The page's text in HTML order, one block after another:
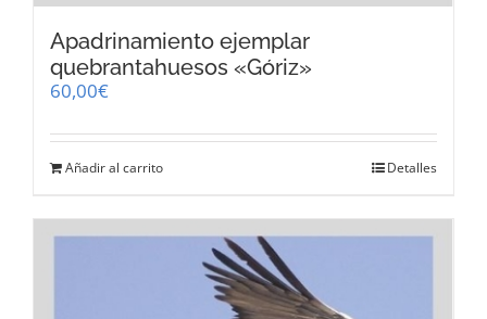
Apadrinamiento ejemplar
quebrantahuesos «Góriz»
60,00€
Añadir al carrito Detalles